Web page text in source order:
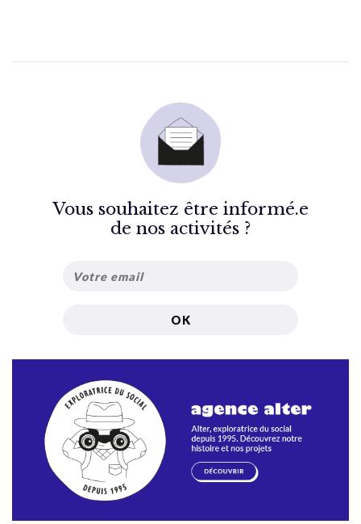
Vous souhaitez être informé.e
de nos activités ?